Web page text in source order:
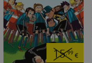
15,99 €